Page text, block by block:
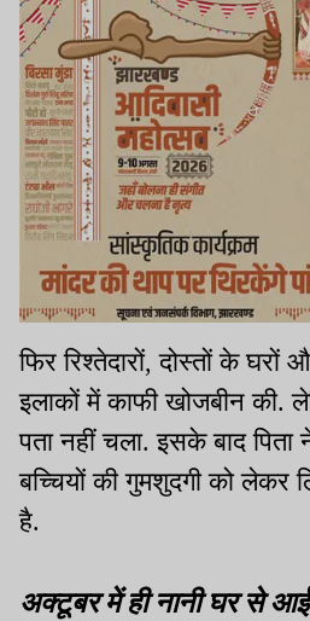
फिर रिश्तेदारों, दोस्तों के
इलाकों में काफी खोजबीन की.
पता नहीं चला. इसके बाद पिता
बच्चियों की गुमशुदगी को लेकर
है.
अक्टूबर में ही नानी घर से आई